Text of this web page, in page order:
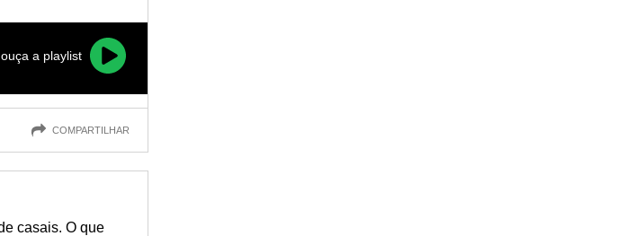
ouça a playlist
COMPARTILHAR
casais. O que